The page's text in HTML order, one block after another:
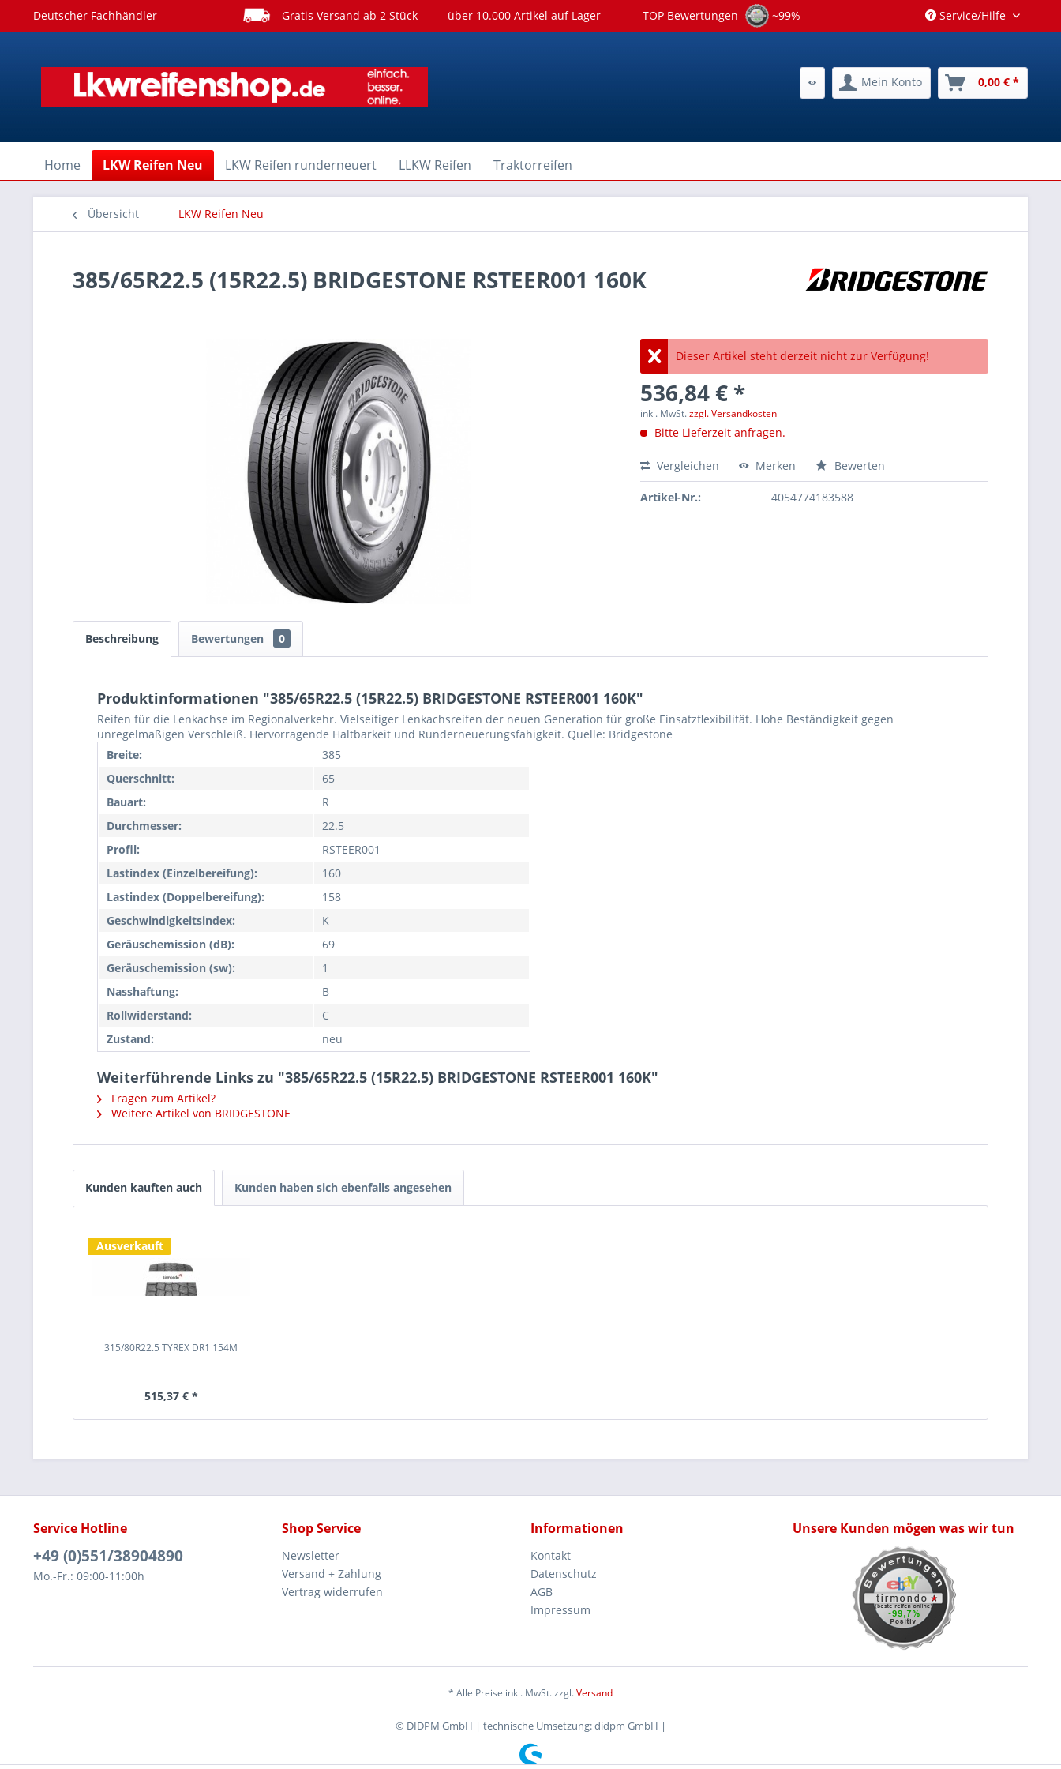
Deutscher Fachhändler Gratis Versand ab 2 Stück über 10.000 Artikel auf Lager TOP Bewertungen ~99% Service/Hilfe
Mein Konto 0,00 € *
Home LKW Reifen Neu LKW Reifen runderneuert LLKW Reifen Traktorreifen
Übersicht LKW Reifen Neu
385/65R22.5 (15R22.5) BRIDGESTONE RSTEER001 160K
Dieser Artikel steht derzeit nicht zur Verfügung!
536,84 € *
inkl. MwSt.zzgl. Versandkosten
Bitte Lieferzeit anfragen.
Vergleichen Merken Bewerten
Artikel-Nr.: 4054774183588
Beschreibung Bewertungen 0
Produktinformationen "385/65R22.5 (15R22.5) BRIDGESTONE RSTEER001 160K"
Reifen für die Lenkachse im Regionalverkehr. Vielseitiger Lenkachsreifen der neuen Generation für große Einsatzflexibilität. Hohe Beständigkeit gegen
unregelmäßigen Verschleiß. Hervorragende Haltbarkeit und Runderneuerungsfähigkeit. Quelle: Bridgestone
Breite:
385
Querschnitt:
65
Bauart:
R
Durchmesser:
22.5
Profil:
RSTEER001
Lastindex (Einzelbereifung):
160
Lastindex (Doppelbereifung):
158
Geschwindigkeitsindex:
K
Geräuschemission (dB):
69
Geräuschemission (sw):
1
Nasshaftung:
B
Rollwiderstand:
C
Zustand:
neu
Weiterführende Links zu "385/65R22.5 (15R22.5) BRIDGESTONE RSTEER001 160K"
Fragen zum Artikel?
Weitere Artikel von BRIDGESTONE
Kunden kauften auch Kunden haben sich ebenfalls angesehen
Ausverkauft
315/80R22.5 TYREX DR1 154M
515,37 € *
Service Hotline
+49 (0)551/38904890
Mo.-Fr.: 09:00-11:00h
Shop Service
Newsletter
Versand + Zahlung
Vertrag widerrufen
Informationen
Kontakt
Datenschutz
AGB
Impressum
Unsere Kunden mögen was wir tun
* Alle Preise inkl. MwSt. zzgl.Versand
© DIDPM GmbH | technische Umsetzung: didpm GmbH |